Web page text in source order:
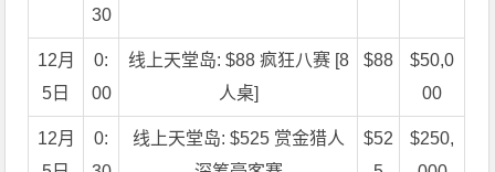
30
12月
5日
0:
00
线上天堂岛: $88 疯狂八赛 [8
人桌]
$88
$50,0
00
12月
0:
线上天堂岛: $525 赏金猎人
$52
$250,